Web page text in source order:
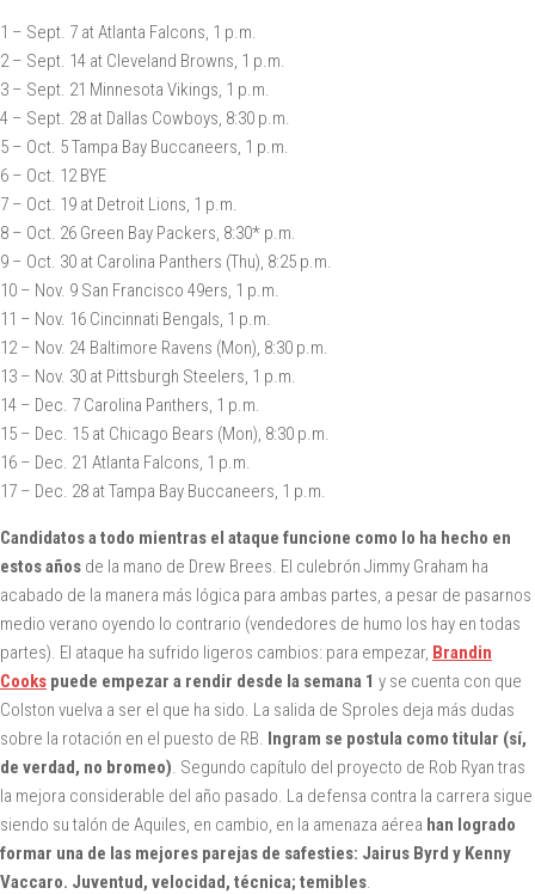
1 – Sept. 7 at Atlanta Falcons, 1 p.m.
2 – Sept. 14 at Cleveland Browns, 1 p.m.
3 – Sept. 21 Minnesota Vikings, 1 p.m.
4 – Sept. 28 at Dallas Cowboys, 8:30 p.m.
5 – Oct. 5 Tampa Bay Buccaneers, 1 p.m.
6 – Oct. 12 BYE
7 – Oct. 19 at Detroit Lions, 1 p.m.
8 – Oct. 26 Green Bay Packers, 8:30* p.m.
9 – Oct. 30 at Carolina Panthers (Thu), 8:25 p.m.
10 – Nov. 9 San Francisco 49ers, 1 p.m.
11 – Nov. 16 Cincinnati Bengals, 1 p.m.
12 – Nov. 24 Baltimore Ravens (Mon), 8:30 p.m.
13 – Nov. 30 at Pittsburgh Steelers, 1 p.m.
14 – Dec. 7 Carolina Panthers, 1 p.m.
15 – Dec. 15 at Chicago Bears (Mon), 8:30 p.m.
16 – Dec. 21 Atlanta Falcons, 1 p.m.
17 – Dec. 28 at Tampa Bay Buccaneers, 1 p.m.
Candidatos a todo mientras el ataque funcione como lo ha hecho en
estos años de la mano de Drew Brees. El culebrón Jimmy Graham ha
acabado de la manera más lógica para ambas partes, a pesar de pasarnos
medio verano oyendo lo contrario (vendedores de humo los hay en todas
partes). El ataque ha sufrido ligeros cambios: para empezar, Brandin
Cooks puede empezar a rendir desde la semana 1 y se cuenta con que
Colston vuelva a ser el que ha sido. La salida de Sproles deja más dudas
sobre la rotación en el puesto de RB. Ingram se postula como titular (sí,
de verdad, no bromeo) . Segundo capítulo del proyecto de Rob Ryan tras
la mejora considerable del año pasado. La defensa contra la carrera sigue
siendo su talón de Aquiles, en cambio, en la amenaza aérea han logrado
formar una de las mejores parejas de safesties: Jairus Byrd y Kenny
Vaccaro. Juventud, velocidad, técnica; temibles